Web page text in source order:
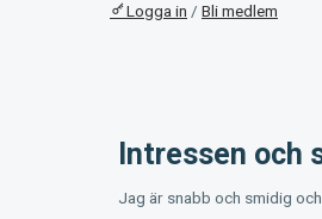
Logga in / Bli medlem
Intressen och
Jag är snabb och smidig